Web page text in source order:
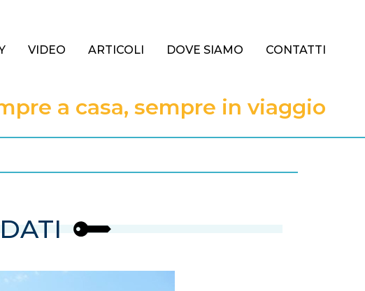
VIDEO ARTICOLI DOVE SIAMO CONTATTI
a casa, sempre in viaggio